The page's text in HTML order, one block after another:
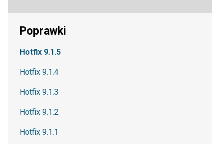
Poprawki
Hotfix 9.1.5
Hotfix 9.1.4
Hotfix 9.1.3
Hotfix 9.1.2
Hotfix 9.1.1